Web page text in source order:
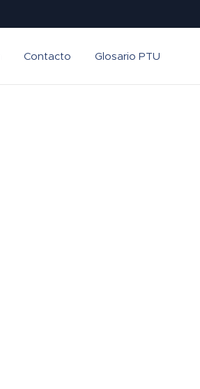
Contacto Glosario PTU